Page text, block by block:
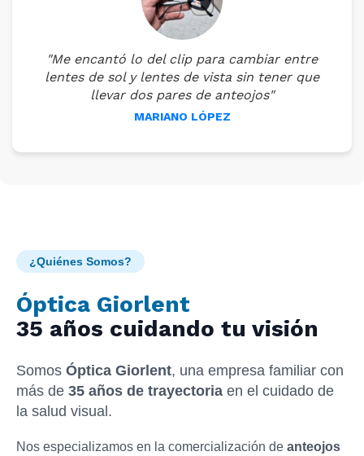
"Me encantó lo del clip para cambiar entre
lentes de sol y lentes de vista sin tener que
llevar dos pares de anteojos"
MARIANO LÓPEZ
¿Quiénes Somos?
Óptica Giorlent
35 años cuidando tu visión
Somos Óptica Giorlent, una empresa familiar con
más de 35 años de trayectoria en el cuidado de
la salud visual.
Nos especializamos en la comercialización de anteojos